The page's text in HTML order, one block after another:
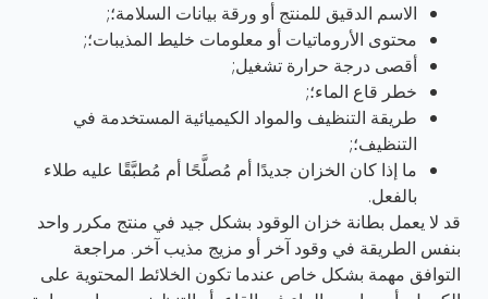
الاسم الدقيق للمنتج أو ورقة بيانات السلامة؛;
محتوى الأروماتيات أو معلومات خليط المذيبات؛;
أقصى درجة حرارة تشغيل;
خطر قاع الماء؛;
طريقة التنظيف والمواد الكيميائية المستخدمة في
التنظيف؛;
ما إذا كان الخزان جديدًا أم مُصلَّحًا أم مُطبَّقًا عليه طلاء
بالفعل.
قد لا يعمل بطانة خزان الوقود بشكل جيد في منتج مكرر واحد
بنفس الطريقة في وقود آخر أو مزيج مذيب آخر. مراجعة
التوافق مهمة بشكل خاص عندما تكون الخلائط المحتوية على